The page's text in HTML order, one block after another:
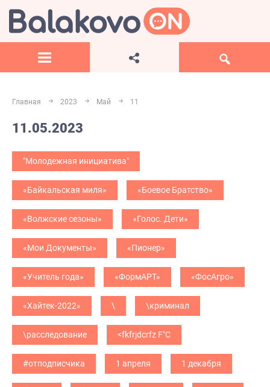
Главная 2023 Май 11
11.05.2023
"Молодежная инициатива"
«Байкальская миля» «Боевое Братство»
«Волжские сезоны» «Голос. Дети»
«Мои Документы» «Пионер»
«Учитель года» «ФормАРТ» «ФосАгро»
«Хайтек-2022» \ \криминал
\расследование <fkfrjdcrfz F"C
#отподписчика 1 апреля 1 декабря